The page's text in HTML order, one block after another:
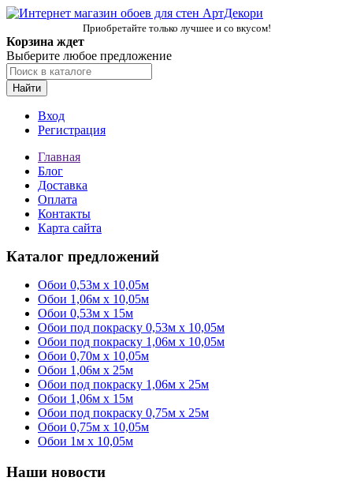
Приобретайте только лучшее и со вкусом!
Корзина ждет
Выберите любое предложение
Найти
Вход
Регистрация
Главная
Блог
Доставка
Оплата
Контакты
Карта сайта
Каталог предложений
Обои 0,53м x 10,05м
Обои 1,06м х 10,05м
Обои 0,53м x 15м
Обои под покраску 0,53м x 10,05м
Обои под покраску 1,06м х 10,05м
Обои 0,70м x 10,05м
Обои 1,06м x 25м
Обои под покраску 1,06м x 25м
Обои 1,06м x 15м
Обои под покраску 0,75м x 25м
Обои 0,75м x 10,05м
Обои 1м х 10,05м
Наши новости